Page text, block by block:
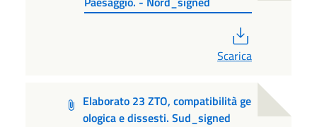
Scarica
Elaborato 23 ZTO, compatibilità ge
ologica e dissesti. Sud_signed